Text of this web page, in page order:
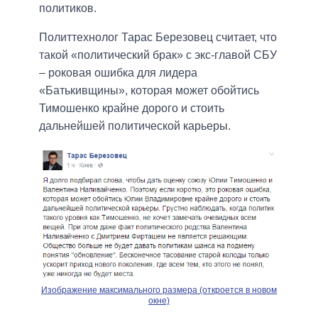
политиков.
Политтехнолог Тарас Березовец считает, что
такой «политический брак» с экс-главой СБУ
– роковая ошибка для лидера
«Батькивщины», которая может обойтись
Тимошенко крайне дорого и стоить
дальнейшей политической карьеры.
Изображение максимального размера (откроется в новом
окне)